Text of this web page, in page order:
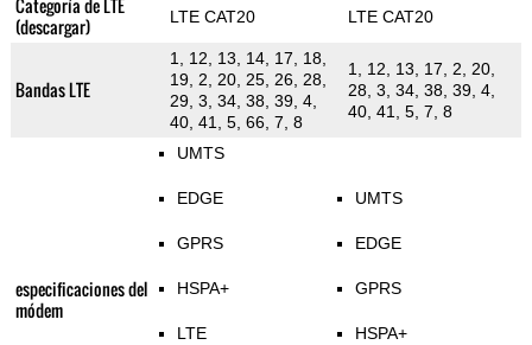
Categoría de LTE
(descargar)
LTE CAT20 LTE CAT20
Bandas LTE
1, 12, 13, 14, 17, 18,
19, 2, 20, 25, 26, 28,
29, 3, 34, 38, 39, 4,
40, 41, 5, 66, 7, 8
1, 12, 13, 17, 2, 20,
28, 3, 34, 38, 39, 4,
40, 41, 5, 7, 8
especificaciones del
módem
UMTS
EDGE
GPRS
HSPA+
LTE
UMTS
EDGE
GPRS
HSPA+